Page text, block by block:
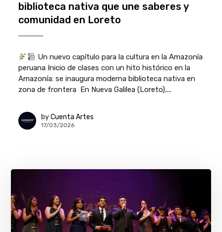
biblioteca nativa que une saberes y
comunidad en Loreto
Un nuevo capítulo para la cultura en la Amazonía
peruana Inicio de clases con un hito histórico en la
Amazonía: se inaugura moderna biblioteca nativa en
zona de frontera En Nueva Galilea (Loreto),...
by Cuenta Artes
17/03/2026